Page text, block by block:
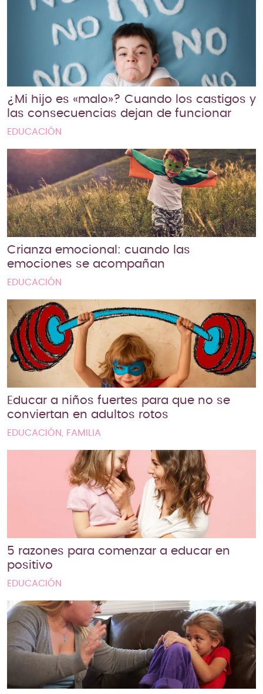
¿Mi hijo es «malo»? Cuando los castigos y
las consecuencias dejan de funcionar
EDUCACIÓN
Crianza emocional: cuando las
emociones se acompañan
EDUCACIÓN
Educar a niños fuertes para que no se
conviertan en adultos rotos
EDUCACIÓN, FAMILIA
5 razones para comenzar a educar en
positivo
EDUCACIÓN